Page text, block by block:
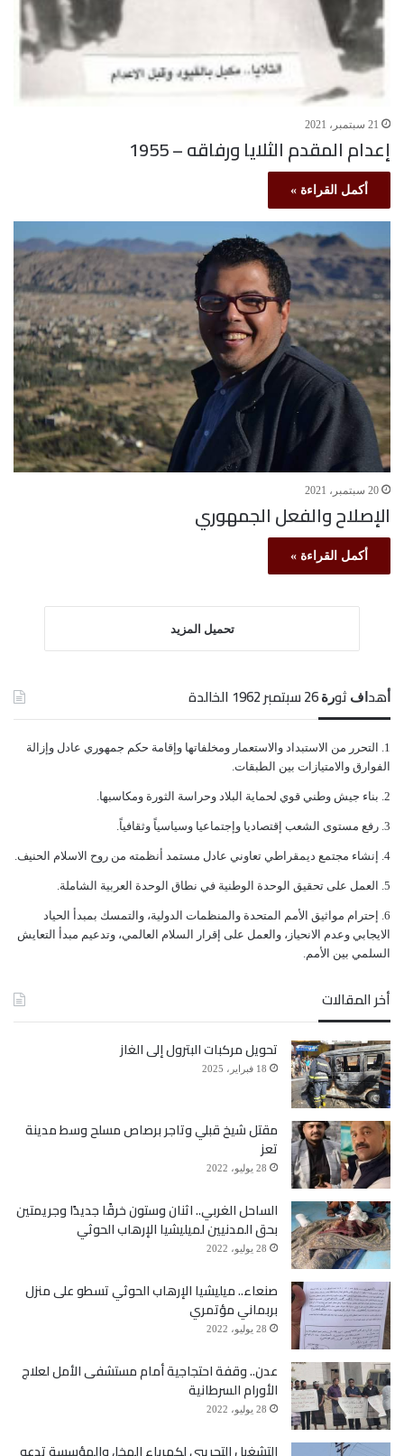
21 سبتمبر، 2021
إعدام المقدم الثلايا ورفاقه – 1955
أكمل القراءة »
20 سبتمبر، 2021
الإصلاح والفعل الجمهوري
أكمل القراءة »
تحميل المزيد
ﺃﻫﺪﺍﻑ ﺛﻮﺭﺓ 26 ﺳﺒﺘﻤﺒﺮ 1962 الخالدة
ﺍﻟﺘﺤﺮﺭ ﻣﻦ ﺍﻻﺳﺘﺒﺪﺍﺩ ﻭﺍﻻﺳﺘﻌﻤﺎﺭ ﻭﻣﺨﻠﻔﺎﺗﻬﺎ ﻭﺇﻗﺎﻣﺔ ﺣﻜﻢ ﺟﻤﻬﻮﺭﻱ ﻋﺎﺩﻝ ﻭﺇﺯﺍﻟﺔ
ﺍﻟﻔﻮﺍﺭﻕ ﻭﺍﻻﻣﺘﻴﺎﺯﺍﺕ ﺑﻴﻦ ﺍﻟﻄﺒﻘﺎﺕ.
ﺑﻨﺎﺀ ﺟﻴﺶ ﻭﻃﻨﻲ ﻗﻮﻱ ﻟﺤﻤﺎﻳﺔ ﺍﻟﺒﻼﺩ ﻭﺣﺮﺍﺳﺔ ﺍﻟﺜﻮﺭﺓ ﻭﻣﻜﺎﺳﺒﻬﺎ.
ﺭﻓﻊ ﻣﺴﺘﻮﻯ ﺍﻟﺸﻌﺐ ﺇﻗﺘﺼﺎﺩﻳﺎ ﻭﺇﺟﺘﻤﺎﻋﻴﺎ ﻭﺳﻴﺎﺳﻴﺎً ﻭﺛﻘﺎﻓﻴﺎً.
ﺇﻧﺸﺎﺀ ﻣﺠﺘﻤﻊ ﺩﻳﻤﻘﺮﺍﻃﻲ ﺗﻌﺎﻭﻧﻲ ﻋﺎﺩﻝ ﻣﺴﺘﻤﺪ ﺃﻧﻈﻤﺘﻪ ﻣﻦ ﺭﻭﺡ ﺍﻻﺳﻼﻡ ﺍﻟﺤﻨﻴﻒ.
ﺍﻟﻌﻤﻞ ﻋﻠﻰ ﺗﺤﻘﻴﻖ ﺍﻟﻮﺣﺪﺓ ﺍﻟﻮﻃﻨﻴﺔ ﻓﻲ ﻧﻄﺎﻕ ﺍﻟﻮﺣﺪﺓ ﺍﻟﻌﺮﺑﻴﺔ ﺍﻟﺸﺎﻣﻠﺔ.
ﺇﺣﺘﺮﺍﻡ ﻣﻮﺍﺛﻴﻖ الأﻣﻢ ﺍﻟﻤﺘﺤﺪﺓ ﻭﺍﻟﻤﻨﻈﻤﺎﺕ ﺍﻟﺪﻭﻟﻴﺔ، ﻭﺍﻟﺘﻤﺴﻚ ﺑﻤﺒﺪﺃ ﺍﻟﺤﻴﺎﺩ
ﺍﻻﻳﺠﺎﺑﻲ ﻭﻋﺪﻡ ﺍﻻﻧﺤﻴﺎﺯ، ﻭﺍﻟﻌﻤﻞ ﻋﻠﻰ ﺇﻗﺮﺍﺭ ﺍﻟﺴﻼﻡ ﺍﻟﻌﺎﻟﻤﻲ، ﻭﺗﺪﻋﻴﻢ ﻣﺒﺪﺃ ﺍﻟﺘﻌﺎﻳﺶ
ﺍﻟﺴﻠﻤﻲ ﺑﻴﻦ ﺍﻷﻣﻢ.
أخر المقالات
تحويل مركبات البترول إلى الغاز
18 فبراير، 2025
مقتل شيخ قبلي وتاجر برصاص مسلح وسط مدينة
تعز
28 يوليو، 2022
الساحل الغربي.. اثنان وستون خرقًا جديدًا وجريمتين
بحق المدنيين لميليشيا الإرهاب الحوثي
28 يوليو، 2022
صنعاء.. ميليشيا الإرهاب الحوثي تسطو على منزل
بربماني مؤتمري
28 يوليو، 2022
عدن.. وقفة احتجاجية أمام مستشفى الأمل لعلاج
الأورام السرطانية
28 يوليو، 2022